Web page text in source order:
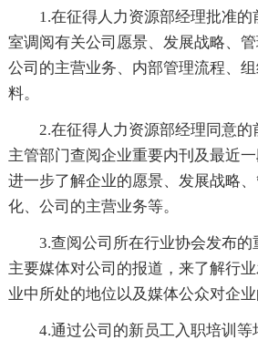
1.在征得人力资源部经理批准
室调阅有关公司愿景、发展战略、管
公司的主营业务、内部管理流程、
料。
2.在征得人力资源部经理同意的
主管部门查阅企业重要内刊及最近
进一步了解企业的愿景、发展战略
化、公司的主营业务等。
3.查阅公司所在行业协会发布
主要媒体对公司的报道，来了解行
业中所处的地位以及媒体公众对企业
4.通过公司的新员工入职培训